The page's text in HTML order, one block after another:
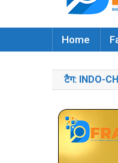
Digital
Home
टैग: INDO-